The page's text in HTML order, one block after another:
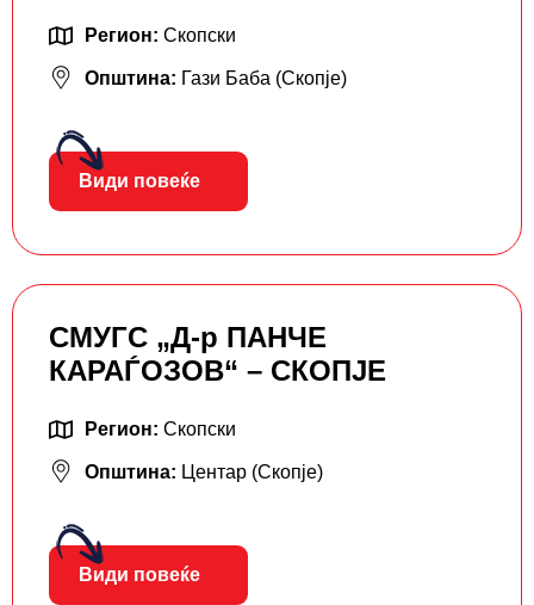
Регион: Скопски
Општина: Гази Баба (Скопје)
Види повеќе
СМУГС „Д-р ПАНЧЕ
КАРАЃОЗОВ“ – СКОПЈЕ
Регион: Скопски
Општина: Центар (Скопје)
Види повеќе